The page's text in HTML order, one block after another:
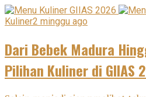
Kuliner2 minggu ago
Dari Bebek Madura
Pilihan Kuliner di GIIAS